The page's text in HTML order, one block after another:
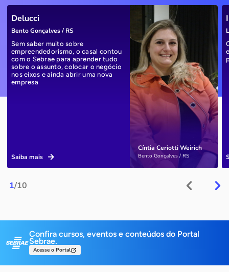
1/10
Cíntia Ceriotti Weirich
Bento Gonçalves / RS
Delucci
Bento Gonçalves / RS
Sem saber muito sobre
empreendedorismo, o casal contou
com o Sebrae para aprender tudo
sobre o assunto, colocar o negócio
nos eixos e ainda abrir uma nova
empresa
Saiba mais
Confira cursos, eventos e conteúdos do Portal
Sebrae.
Acesse o Portal